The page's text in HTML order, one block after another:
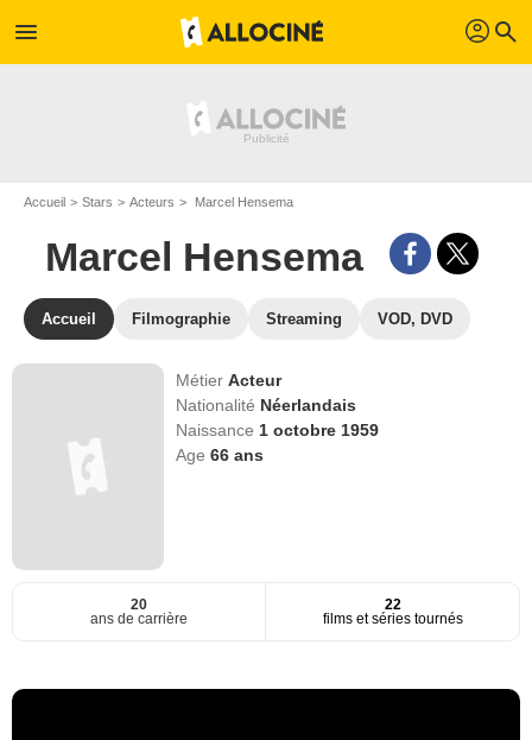
menu profil search
Accueil Stars Acteurs Marcel Hensema
Marcel Hensema
Accueil Filmographie Streaming VOD, DVD
MétierActeur
Nationalité Néerlandais
Naissance 1 octobre 1959
Age66 ans
20
ans de carrière
22
films et séries tournés